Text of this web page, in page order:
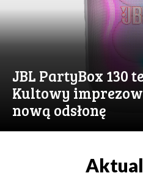
JBL PartyBox 130
Kultowy
nową odsłonę